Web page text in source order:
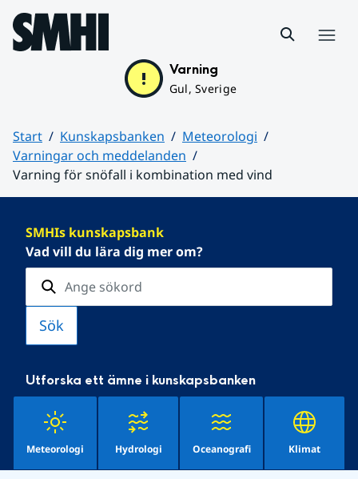
Hoppa till sidans innehåll
Varning
Gul, Sverige
Start Kunskapsbanken
Meteorologi
Varningar och meddelanden
Varning för snöfall i kombination med vind
SMHIs kunskapsbank
Vad vill du lära dig mer om?
Utforska ett ämne i kunskapsbanken
Meteorologi Hydrologi Oceanografi Klimat